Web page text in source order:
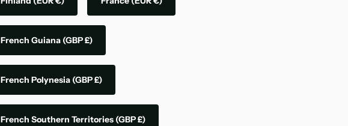
French Guiana (GBP £)
French Polynesia (GBP £)
French Southern Territories (GBP £)